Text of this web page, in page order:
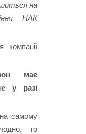
на
НАК
компанії
має
у разі
самому
то